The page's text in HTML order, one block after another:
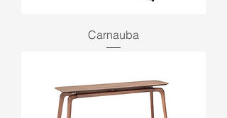
Carnauba